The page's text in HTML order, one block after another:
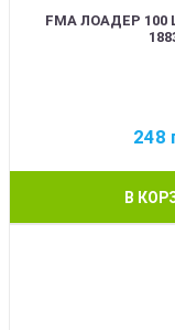
FMA ЛОАДЕР
248
В